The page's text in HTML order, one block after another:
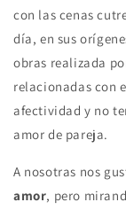
con las cenas
día, en sus
obras realizada
relacionadas con
afectividad y no
amor de pareja.
A nosotras nos
amor, pero